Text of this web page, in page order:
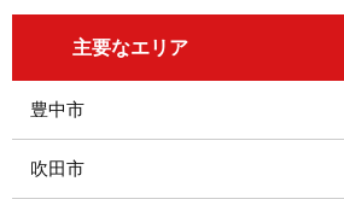
主要なエリア
豊中市
吹田市